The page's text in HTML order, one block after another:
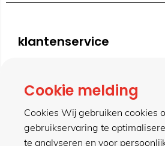
klantenservice
contact
meer van hillen
Cookie melding
Cookies Wij gebruiken cookies
gebruikservaring te
te analyseren en voor